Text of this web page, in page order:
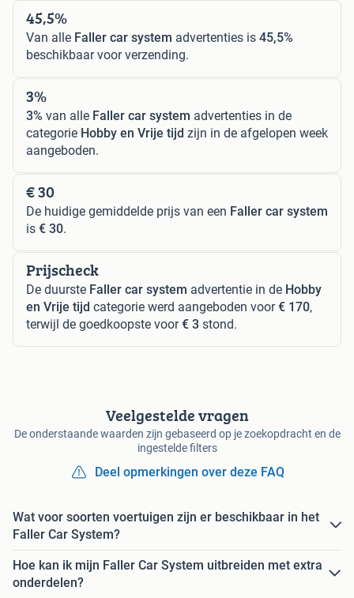
45,5%
Van alle Faller car system advertenties is 45,5%
beschikbaar voor verzending.
3%
3% van alle Faller car system advertenties in de
categorie Hobby en Vrije tijd zijn in de afgelopen week
aangeboden.
€ 30
De huidige gemiddelde prijs van een Faller car system
is € 30.
Prijscheck
De duurste Faller car system advertentie in de Hobby
en Vrije tijd categorie werd aangeboden voor€ 170,
terwijl de goedkoopste voor€ 3 stond.
Veelgestelde vragen
De onderstaande waarden zijn gebaseerd op je zoekopdracht en de
ingestelde filters
Deel opmerkingen over deze FAQ
Wat voor soorten voertuigen zijn er beschikbaar in het
Faller Car System?
Hoe kan ik mijn Faller Car System uitbreiden met extra
onderdelen?